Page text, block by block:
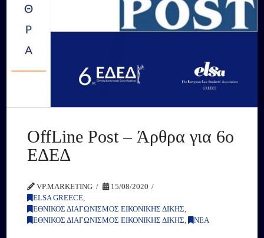
OffLine Post – Άρθρα για 6ο
ΕΔΕΔ
VP.MARKETING
15/08/2020
ELSA GREECE
ΕΘΝΙΚΟΣ ΔΙΑΓΩΝΙΣΜΟΣ ΕΙΚΟΝΙΚΗΣ ΔΙΚΗΣ
ΕΘΝΙΚΟΣ ΔΙΑΓΩΝΙΣΜΟΣ ΕΙΚΟΝΙΚΗΣ ΔΙΚΗΣ
ΝΕΑ